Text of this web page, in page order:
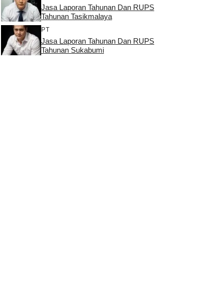
Jasa Laporan Tahunan Dan RUPS
Tahunan Tasikmalaya
PT
Jasa Laporan Tahunan Dan RUPS
Tahunan Sukabumi